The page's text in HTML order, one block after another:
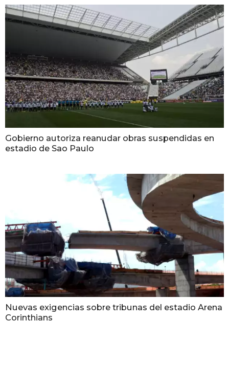
Gobierno autoriza reanudar obras suspendidas en
estadio de Sao Paulo
Nuevas exigencias sobre tribunas del estadio Arena
Corinthians